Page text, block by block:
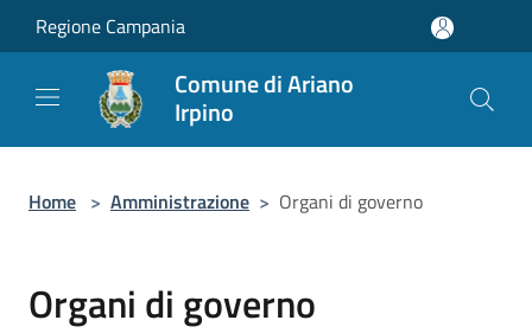
Salta al contenuto principale
Regione Campania
Comune di Ariano
Irpino
Home > Amministrazione > Organi di governo
Organi di governo